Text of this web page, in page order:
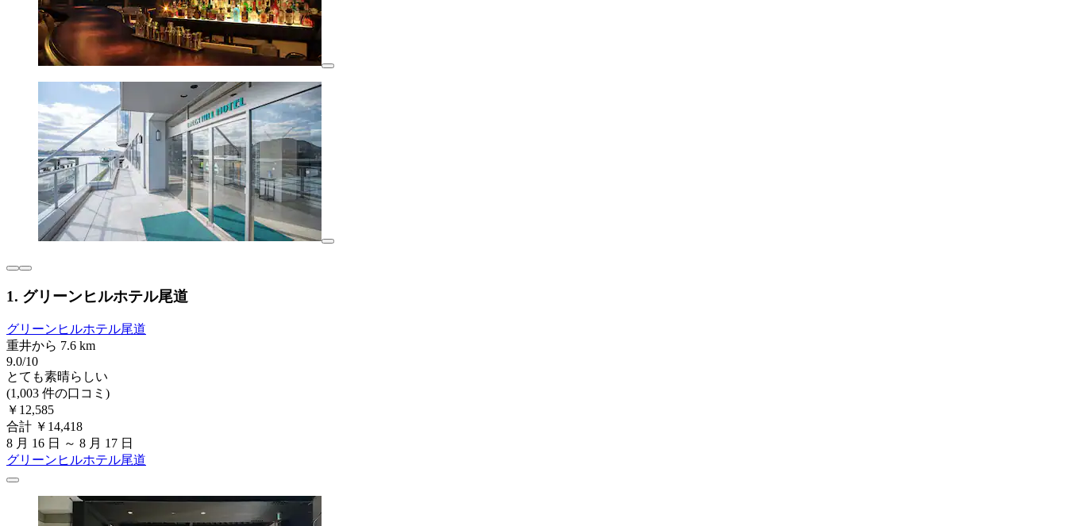
1. グリーンヒルホテル尾道
グリーンヒルホテル尾道
重井から 7.6 km
9.0/10
とても素晴らしい
(1,003 件の口コミ)
￥12,585
合計 ￥14,418
8 月 16 日 ～ 8 月 17 日
グリーンヒルホテル尾道